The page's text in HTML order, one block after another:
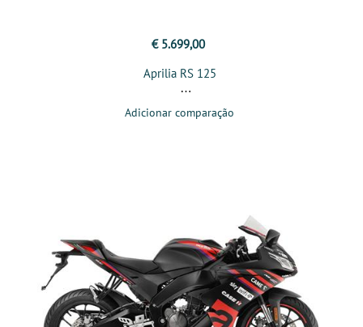
€ 5.699,00
Aprilia RS 125
Adicionar comparação